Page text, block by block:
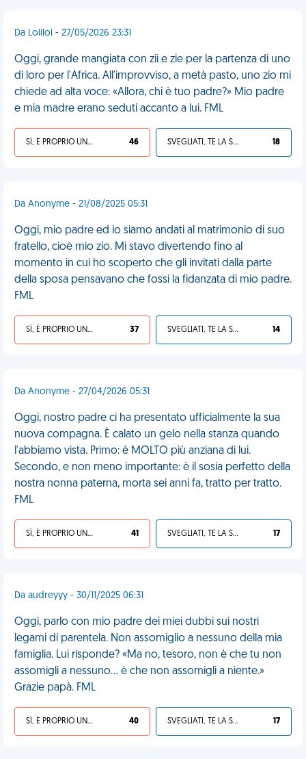
Da Lolilol - 27/05/2026 23:31
Oggi, grande mangiata con zii e zie per la partenza di uno
di loro per l'Africa. All'improvviso, a metà pasto, uno zio mi
chiede ad alta voce: «Allora, chi è tuo padre?» Mio padre
e mia madre erano seduti accanto a lui. FML
SÌ, È PROPRIO UNA VDM! 46 SVEGLIATI, TE LA SEI CERCATA! 18
Da Anonyme - 21/08/2025 05:31
Oggi, mio padre ed io siamo andati al matrimonio di suo
fratello, cioè mio zio. Mi stavo divertendo fino al
momento in cui ho scoperto che gli invitati dalla parte
della sposa pensavano che fossi la fidanzata di mio padre.
FML
SÌ, È PROPRIO UNA VDM! 37 SVEGLIATI, TE LA SEI CERCATA! 14
Da Anonyme - 27/04/2026 05:31
Oggi, nostro padre ci ha presentato ufficialmente la sua
nuova compagna. È calato un gelo nella stanza quando
l'abbiamo vista. Primo: è MOLTO più anziana di lui.
Secondo, e non meno importante: è il sosia perfetto della
nostra nonna paterna, morta sei anni fa, tratto per tratto.
FML
SÌ, È PROPRIO UNA VDM! 41 SVEGLIATI, TE LA SEI CERCATA! 17
Da audreyyy - 30/11/2025 06:31
Oggi, parlo con mio padre dei miei dubbi sui nostri
legami di parentela. Non assomiglio a nessuno della mia
famiglia. Lui risponde? «Ma no, tesoro, non è che tu non
assomigli a nessuno... è che non assomigli a niente.»
Grazie papà. FML
SÌ, È PROPRIO UNA VDM! 40 SVEGLIATI, TE LA SEI CERCATA! 17